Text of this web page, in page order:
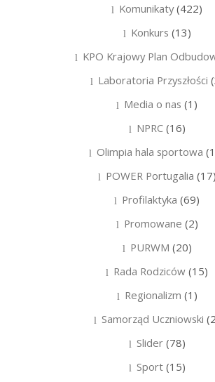
Komunikaty(422)
Konkurs (13)
KPO Krajowy Plan
Laboratoria Przyszłości
Media o nas (1)
NPRC(16)
Olimpia hala sportowa
POWER Portugalia (17)
Profilaktyka (69)
Promowane (2)
PURWM (20)
Rada Rodziców (15)
Regionalizm (1)
Samorząd Uczniowski
Slider(78)
Sport(15)